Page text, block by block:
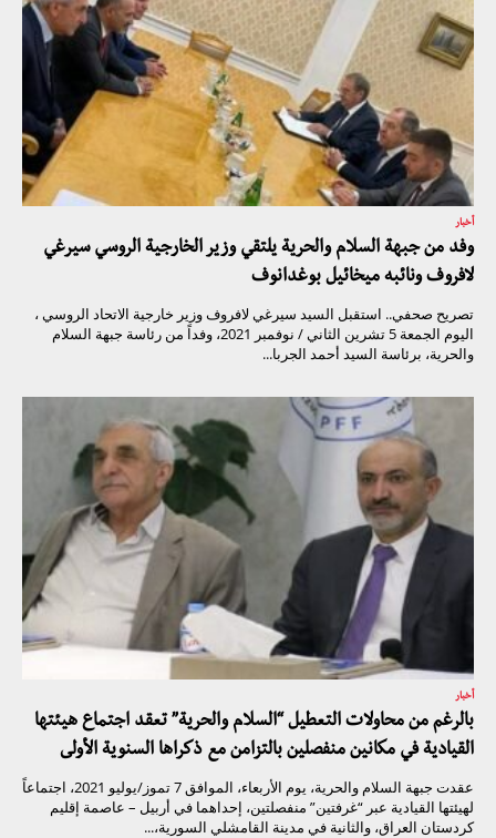
أخبار
وفد من جبهة السلام والحرية يلتقي وزير الخارجية الروسي سيرغي
لافروف ونائبه ميخائيل بوغدانوف
تصريح صحفي.. استقبل السيد سيرغي لافروف وزير خارجية الاتحاد الروسي ،
اليوم الجمعة 5 تشرين الثاني / نوفمبر 2021، وفداً من رئاسة جبهة السلام
والحرية، برئاسة السيد أحمد الجربا...
أخبار
بالرغم من محاولات التعطيل “السلام والحرية” تعقد اجتماع هيئتها
القيادية في مكانين منفصلين بالتزامن مع ذكراها السنوية الأولى
عقدت جبهة السلام والحرية، يوم الأربعاء، الموافق 7 تموز/يوليو 2021، اجتماعاً
لهيئتها القيادية عبر “غرفتين” منفصلتين، إحداهما في أربيل – عاصمة إقليم
كردستان العراق، والثانية في مدينة القامشلي السورية،...